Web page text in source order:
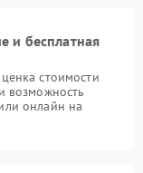
и бесплатная
стоимости
возможность
онлайн на